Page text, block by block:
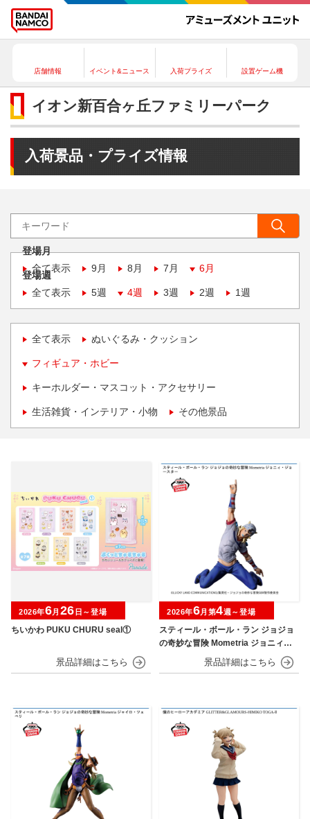
店舗情報 イベント&ニュース 入荷プライズ 設置ゲーム機
イオン新百合ヶ丘ファミリーパーク
入荷景品・プライズ情報
登場月
全て表示
9月 8月 7月 6月
登場週
全て表示
5週 4週 3週 2週 1週
全て表示 ぬいぐるみ・クッション
フィギュア・ホビー
キーホルダー・マスコット・アクセサリー
生活雑貨・インテリア・小物 その他景品
ちいかわ PUKU CHURU seal①
2026年6月 26 日～登場
スティール・ボール・ラン ジョジョ
の奇妙な冒険 Mometria ジョニィ・
ジョースター
2026年6月第4週～登場